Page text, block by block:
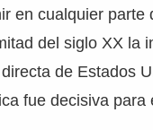
en cualquier parte
del siglo XX la
de Estados
fue decisiva para